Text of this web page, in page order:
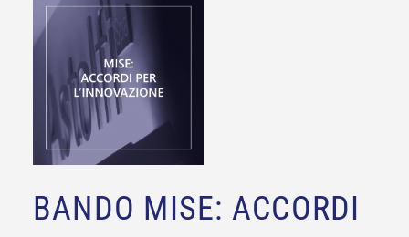
BANDO MISE: ACCORDI